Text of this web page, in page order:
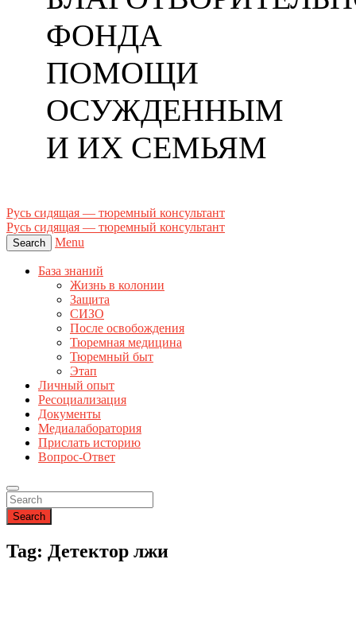
ФОНДА
ПОМОЩИ
ОСУЖДЕННЫМ
И ИХ СЕМЬЯМ
Русь сидящая — тюремный консультант
Русь сидящая — тюремный консультант
Search Menu
База знаний
Жизнь в колонии
Защита
СИЗО
После освобождения
Тюремная медицина
Тюремный быт
Этап
Личный опыт
Ресоциализация
Документы
Медиалаборатория
Прислать историю
Вопрос-Ответ
Search
Tag: Детектор лжи